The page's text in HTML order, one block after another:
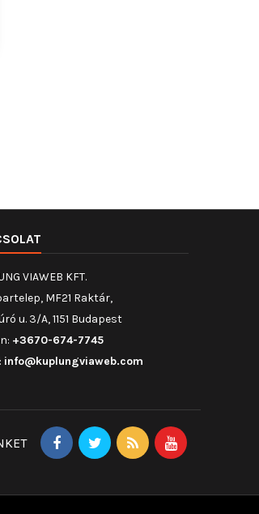
VIAWEB KFT.
MF21 Raktár,
u. 3/A, 1151 Budapest
+3670-674-7745
info@kuplungviaweb.com